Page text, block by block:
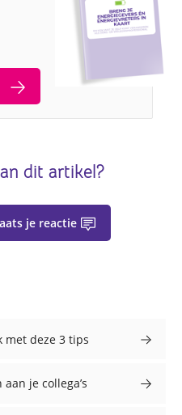
dit artikel?
je reactie
met deze 3 tips
je collega’s